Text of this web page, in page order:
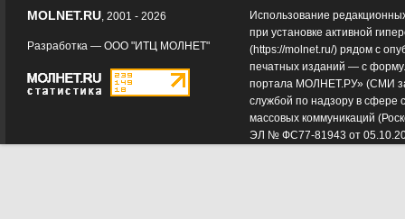
Использование
при установке активной
(https://molnet.ru/) рядом с
печатных изданий — с
портала МОЛНЕТ.РУ» (СМИ
службой по надзору в сфере
массовых коммуникаций
ЭЛ № ФС77-81943 от
MOLNET.RU, 2001 - 2026
Разработка — ООО "ИТЦ МОЛНЕТ"